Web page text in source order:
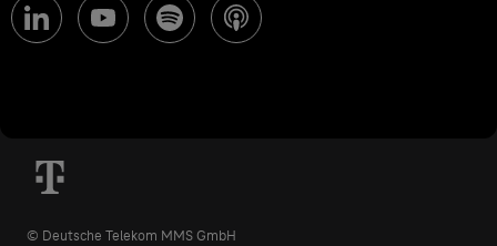
© Deutsche Telekom MMS GmbH